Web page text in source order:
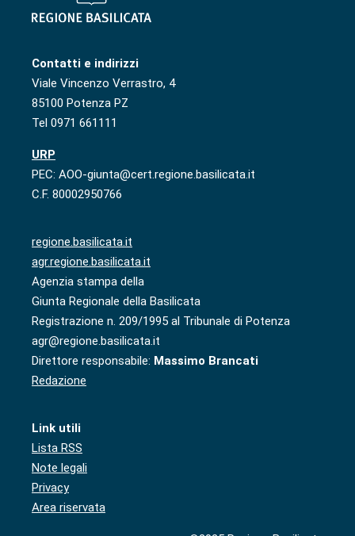
Contatti e indirizzi
Viale Vincenzo Verrastro, 4
85100 Potenza PZ
Tel 0971 661111
URP
PEC: AOO-giunta@cert.regione.basilicata.it
C.F. 80002950766
regione.basilicata.it
agr.regione.basilicata.it
Agenzia stampa della
Giunta Regionale della Basilicata
Registrazione n. 209/1995 al Tribunale di Potenza
agr@regione.basilicata.it
Direttore responsabile: Massimo Brancati
Redazione
Link utili
Lista RSS
Note legali
Privacy
Area riservata